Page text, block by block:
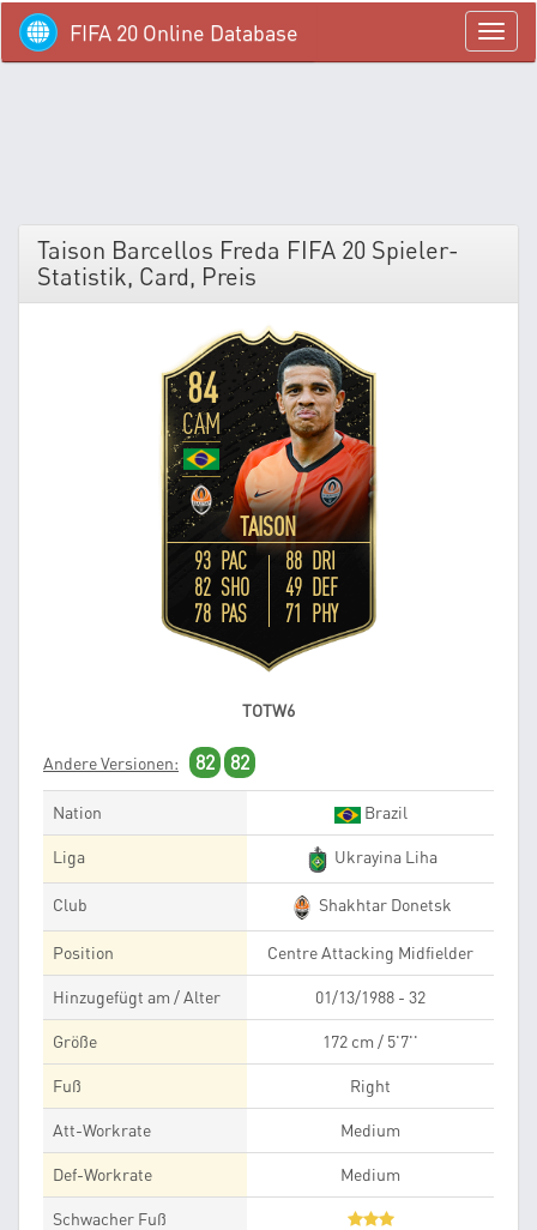
menü
FIFA 20 Online Database
Taison Barcellos Freda FIFA 20 Spieler-
Statistik, Card, Preis
84
CAM
TAISON
93 PAC
82 SHO
78 PAS
88 DRI
49 DEF
71 PHY
TOTW6
Andere Versionen: 82 82
Nation Brazil
Liga Ukrayina Liha
Club Shakhtar Donetsk
Position Centre Attacking Midfielder
Hinzugefügt am / Alter 01/13/1988 - 32
Größe 172 cm / 5'7''
Fuß Right
Att-Workrate Medium
Def-Workrate Medium
Schwacher Fuß